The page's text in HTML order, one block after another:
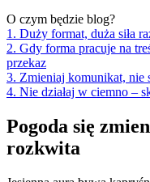
O czym będzie blog?
1. Duży format, duża siła
2. Gdy forma pracuje na
przekaz
3. Zmieniaj komunikat, nie
4. Nie działaj w ciemno –
Pogoda się
rozkwita